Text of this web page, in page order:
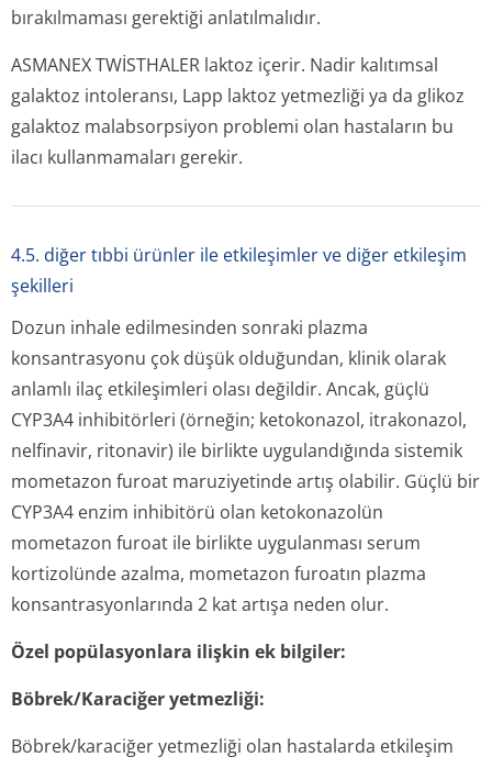
bırakılmaması gerektiği anlatılmalıdır.
ASMANEX TWİSTHALER laktoz içerir. Nadir kalıtımsal
galaktoz intoleransı, Lapp laktoz yetmezliği ya da glikoz
galaktoz malabsorpsiyon problemi olan hastaların bu
ilacı kullanmamaları gerekir.
4.5. diğer tıbbi ürünler ile etkileşimler ve diğer etkileşim
şekilleri
Dozun inhale edilmesinden sonraki plazma
konsantrasyonu çok düşük olduğundan, klinik olarak
anlamlı ilaç etkileşimleri olası değildir. Ancak, güçlü
CYP3A4 inhibitörleri (örneğin; ketokonazol, itrakonazol,
nelfinavir, ritonavir) ile birlikte uygulandığında sistemik
mometazon furoat maruziyetinde artış olabilir. Güçlü bir
CYP3A4 enzim inhibitörü olan ketokonazolün
mometazon furoat ile birlikte uygulanması serum
kortizolünde azalma, mometazon furoatın plazma
konsantrasyon­larında 2 kat artışa neden olur.
Özel popülasyonlara ilişkin ek bilgiler:
Böbrek/Karaciğer yetmezliği:
Böbrek/karaciğer yetmezliği olan hastalarda etkileşim